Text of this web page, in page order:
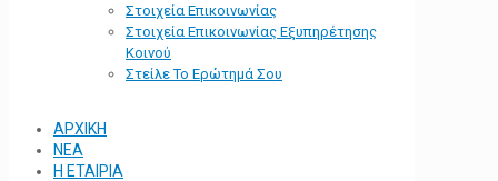
Στοιχεία Επικοινωνίας
Στοιχεία Επικοινωνίας Εξυπηρέτησης
Κοινού
Στείλε Το Ερώτημά Σου
ΑΡΧΙΚΗ
ΝΕΑ
Η ΕΤΑΙΡΙΑ